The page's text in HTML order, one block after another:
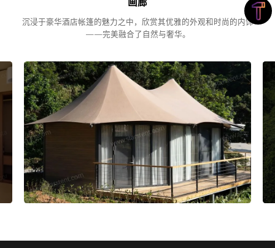
沉浸于豪华酒店帐篷的魅力之中，欣赏其优雅的外观和时尚的内饰
——完美融合了自然与奢华。